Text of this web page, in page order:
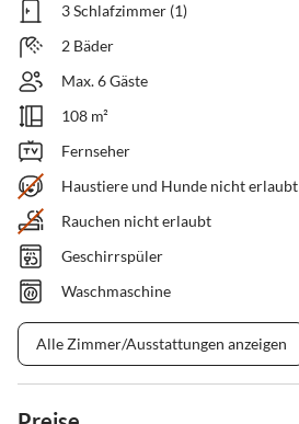
3 Schlafzimmer (1)
2 Bäder
Max. 6 Gäste
108 m²
Fernseher
Haustiere und Hunde nicht erlaubt
Rauchen nicht erlaubt
Geschirrspüler
Waschmaschine
Alle Zimmer/Ausstattungen anzeigen